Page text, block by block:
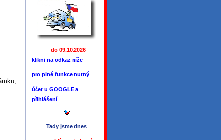
do 09.10.2026
klikni na odkaz níže
pro plné funkce nutný
účet u GOOGLE a
přihlášení
Tady jsme dnes